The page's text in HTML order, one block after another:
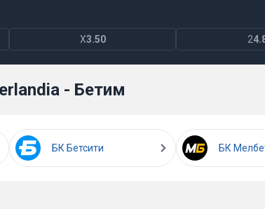
X3.50 2
- Бетим
БК Бетсити БК